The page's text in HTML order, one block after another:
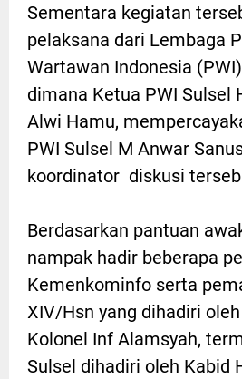
Sementara kegiatan
pelaksana dari Lembaga
Wartawan Indonesia
dimana Ketua PWI Sulsel
Alwi Hamu,
PWI Sulsel M Anwar
koordinator diskusi
Berdasarkan pantuan
nampak hadir beberapa
Kemenkominfo serta
XIV/Hsn yang dihadiri
Kolonel Inf Alamsyah,
Sulsel dihadiri oleh Kabid